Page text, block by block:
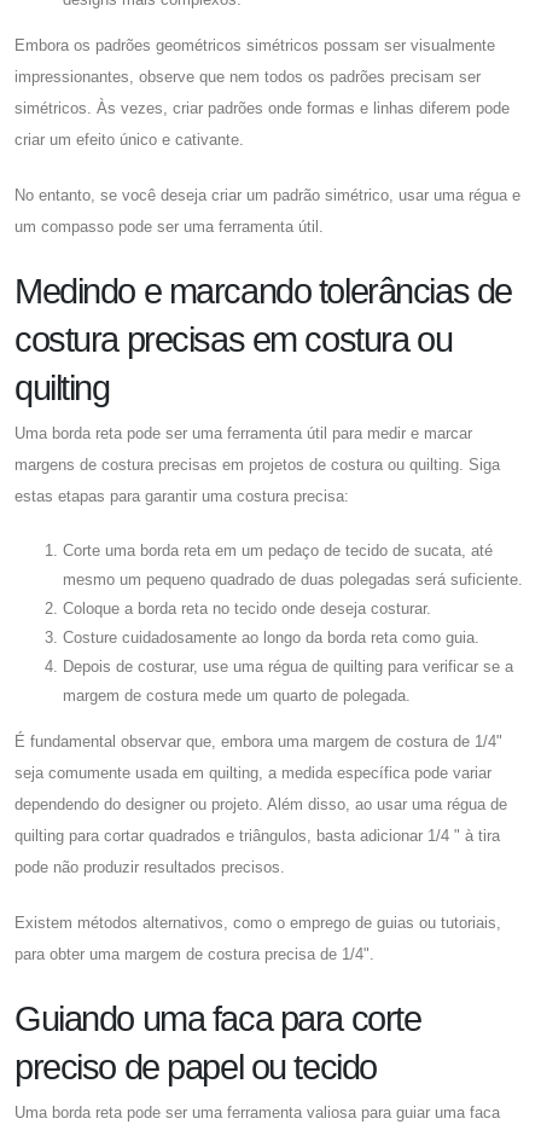
Embora os padrões geométricos simétricos possam ser visualmente
impressionantes, observe que nem todos os padrões precisam ser
simétricos. Às vezes, criar padrões onde formas e linhas diferem pode
criar um efeito único e cativante.
No entanto, se você deseja criar um padrão simétrico, usar uma régua e
um compasso pode ser uma ferramenta útil.
Medindo e marcando tolerâncias de
costura precisas em costura ou
quilting
Uma borda reta pode ser uma ferramenta útil para medir e marcar
margens de costura precisas em projetos de costura ou quilting. Siga
estas etapas para garantir uma costura precisa:
Corte uma borda reta em um pedaço de tecido de sucata, até
mesmo um pequeno quadrado de duas polegadas será suficiente.
Coloque a borda reta no tecido onde deseja costurar.
Costure cuidadosamente ao longo da borda reta como guia.
Depois de costurar, use uma régua de quilting para verificar se a
margem de costura mede um quarto de polegada.
É fundamental observar que, embora uma margem de costura de 1/4"
seja comumente usada em quilting, a medida específica pode variar
dependendo do designer ou projeto. Além disso, ao usar uma régua de
quilting para cortar quadrados e triângulos, basta adicionar 1/4 " à tira
pode não produzir resultados precisos.
Existem métodos alternativos, como o emprego de guias ou tutoriais,
para obter uma margem de costura precisa de 1/4".
Guiando uma faca para corte
preciso de papel ou tecido
Uma borda reta pode ser uma ferramenta valiosa para guiar uma faca